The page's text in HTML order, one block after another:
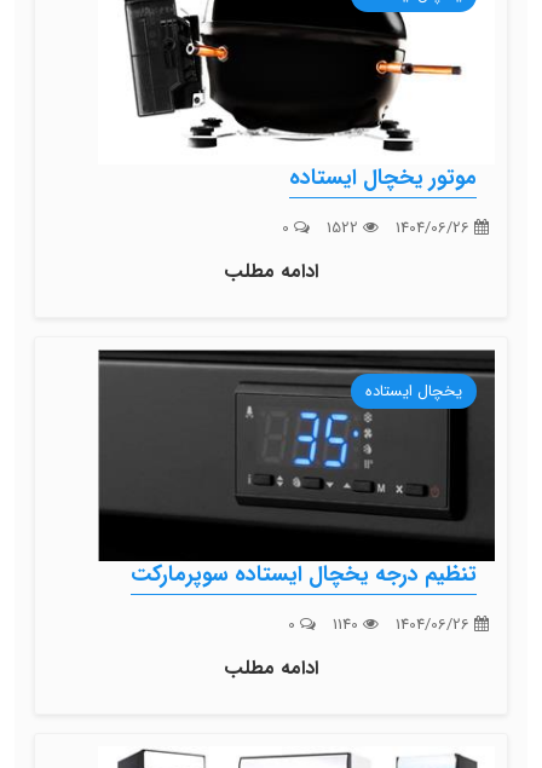
موتور یخچال ایستاده
ادامه مطلب
یخچال ایستاده
تنظیم درجه یخچال ایستاده سوپرمارکت
ادامه مطلب